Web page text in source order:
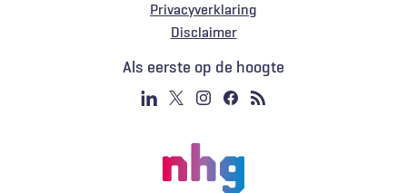
Privacyverklaring
Voet
Disclaimer
Als eerste op de hoogte